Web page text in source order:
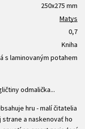
250x275 mm
Matys
0,7
Kniha
s laminovaným potahem
odmalička...
hru - malí čitatelia
strane a naskenovať ho